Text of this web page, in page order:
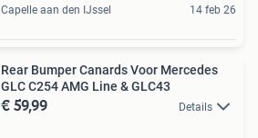
Capelle aan den IJssel 14 feb 26
Rear Bumper Canards Voor Mercedes
GLC C254 AMG Line & GLC43
€ 59,99 Details